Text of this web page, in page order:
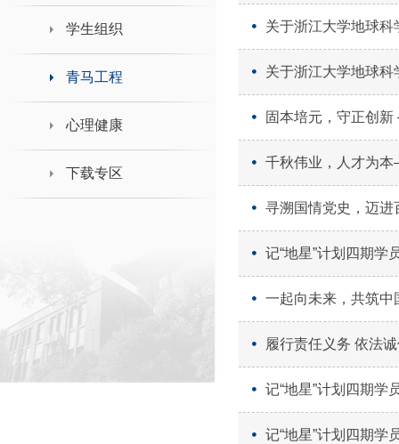
学生组织
青马工程
心理健康
下载专区
关于浙江大学地球科
关于浙江大学地球科
固本培元，守正创
千秋伟业，人才为
寻溯国情党史，迈进
记“地星”计划四期
一起向未来，共筑
履行责任义务 依法
记“地星”计划四期
记“地星”计划四期